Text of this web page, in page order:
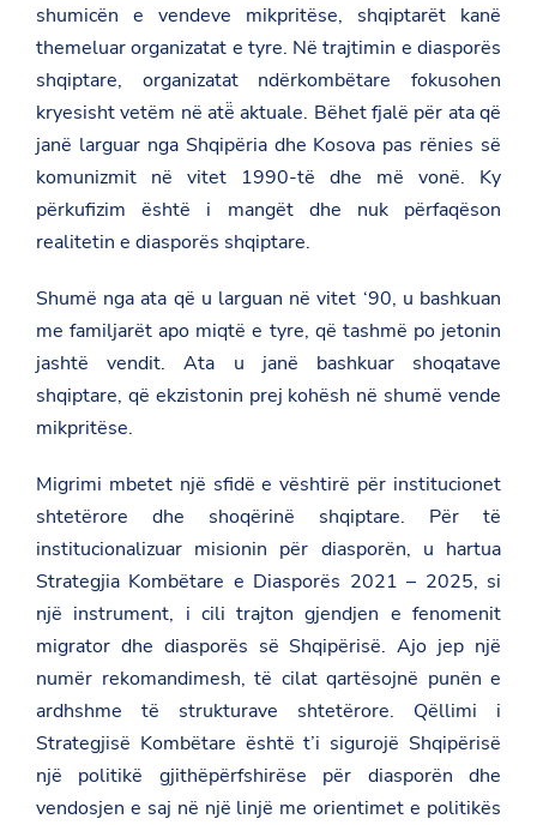
shumicën e vendeve mikpritëse, shqiptarët kanë
themeluar organizatat e tyre. Në trajtimin e diasporës
shqiptare, organizatat ndërkombëtare fokusohen
kryesisht vetëm në atë̈ aktuale. Bëhet fjalë për ata që
janë larguar nga Shqipëria dhe Kosova pas rënies së
komunizmit në vitet 1990-të dhe më vonë. Ky
përkufizim është i mangët dhe nuk përfaqëson
realitetin e diasporës shqiptare.
Shumë nga ata që u larguan në vitet ‘90, u bashkuan
me familjarët apo miqtë e tyre, që tashmë po jetonin
jashtë vendit. Ata u janë bashkuar shoqatave
shqiptare, që ekzistonin prej kohësh në shumë vende
mikpritëse.
Migrimi mbetet një sfidë e vështirë për institucionet
shtetërore dhe shoqërinë shqiptare. Për të
institucionalizuar misionin për diasporën, u hartua
Strategjia Kombëtare e Diasporës 2021 – 2025, si
një instrument, i cili trajton gjendjen e fenomenit
migrator dhe diasporës së Shqipërisë. Ajo jep një
numër rekomandimesh, të cilat qartësojnë punën e
ardhshme të strukturave shtetërore. Qëllimi i
Strategjisë Kombëtare është t’i sigurojë Shqipërisë
një politikë gjithëpërfshirëse për diasporën dhe
vendosjen e saj në një linjë me orientimet e politikës